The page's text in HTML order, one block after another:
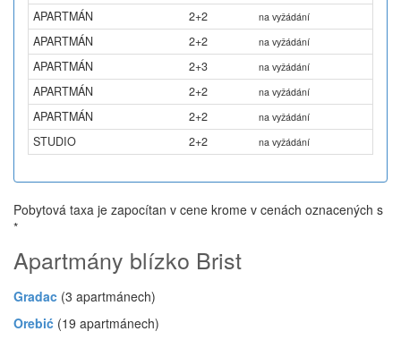
APARTMÁN 2+2 na vyžádání
APARTMÁN 2+2 na vyžádání
APARTMÁN 2+3 na vyžádání
APARTMÁN 2+2 na vyžádání
APARTMÁN 2+2 na vyžádání
STUDIO 2+2 na vyžádání
Pobytová taxa je zapocítan v cene krome v cenách oznacených s
*
Apartmány blízko Brist
Gradac (3 apartmánech)
Orebić (19 apartmánech)